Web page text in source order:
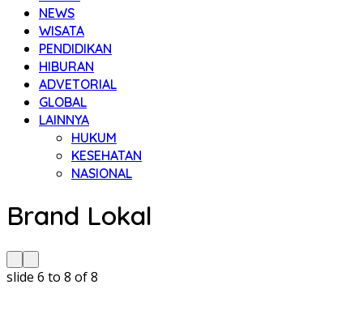
NEWS
WISATA
PENDIDIKAN
HIBURAN
ADVETORIAL
GLOBAL
LAINNYA
HUKUM
KESEHATAN
NASIONAL
Brand Lokal
slide 6 to 8 of 8